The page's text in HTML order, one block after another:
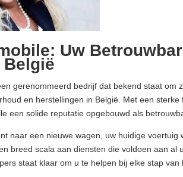
Uw
België
gerenommeerd bedrijf dat bekend staat om
en herstellingen in België. Met een
een solide reputatie opgebouwd als
naar een nieuwe wagen, uw huidige
breed scala aan diensten die voldoen aan al
staat klaar om u te helpen bij elke stap van